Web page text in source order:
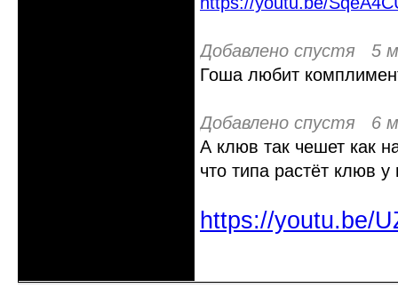
Добавлено спустя 5
Гоша любит
Добавлено спустя 6
А клюв так чешет как
что типа растёт клюв у
https://youtu.be/